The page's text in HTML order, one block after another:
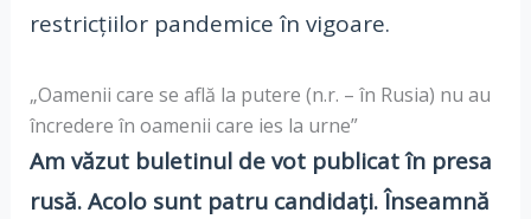
restricțiilor pandemice în vigoare.
„Oamenii care se află la putere (n.r. – în Rusia) nu au
încredere în oamenii care ies la urne”
Am văzut buletinul de vot publicat în presa
rusă. Acolo sunt patru candidați. Înseamnă